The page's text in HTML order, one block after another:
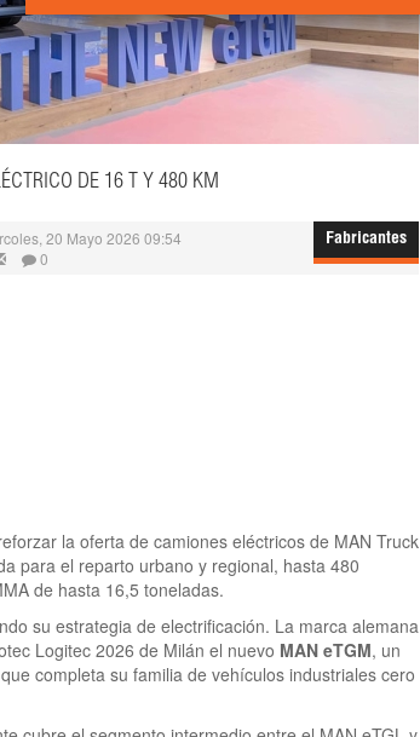
DE 16 T Y 480 KM
Fabricantes
20 Mayo 2026 09:54
0
la oferta de camiones eléctricos de MAN Truck
para el reparto urbano y regional, hasta 480
de hasta 16,5 toneladas.
su estrategia de electrificación. La marca alemana
Logitec 2026 de Milán el nuevo MAN eTGM, un
completa su familia de vehículos industriales cero